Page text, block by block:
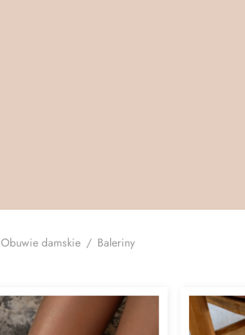
Obuwie damskie / Baleriny